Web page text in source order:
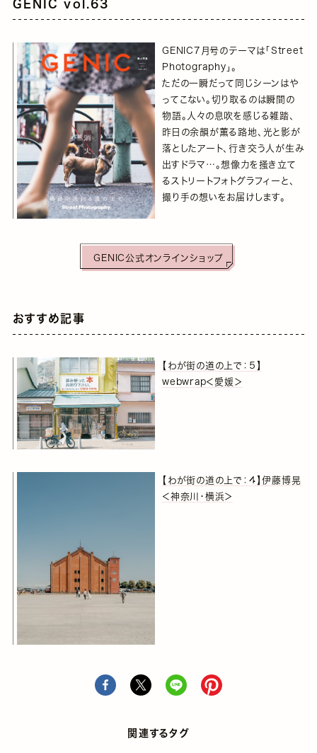
GENIC vol.63
GENIC7月号のテーマは「Street
Photography」。
ただの一瞬だって同じシーンはや
ってこない。切り取るのは瞬間の
物語。人々の息吹を感じる雑踏、
昨日の余韻が薫る路地、光と影が
落としたアート、行き交う人が生み
出すドラマ…。想像力を掻き立て
るストリートフォトグラフィーと、
撮り手の想いをお届けします。
GENIC公式オンラインショップ
おすすめ記事
【わが街の道の上で：５】
webwrap＜愛媛＞
【わが街の道の上で：４】伊藤博晃
＜神奈川・横浜＞
関連するタグ